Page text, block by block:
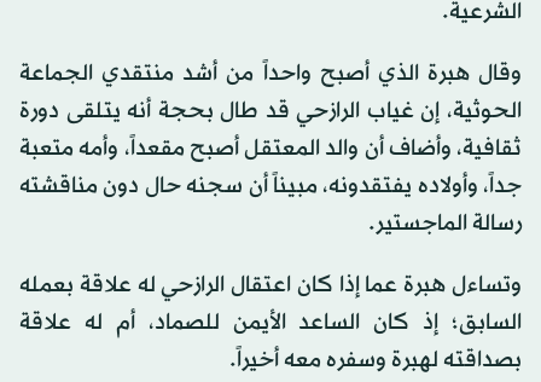
الشرعية.
وقال هبرة الذي أصبح واحداً من أشد منتقدي الجماعة
الحوثية، إن غياب الرازحي قد طال بحجة أنه يتلقى دورة
ثقافية، وأضاف أن والد المعتقل أصبح مقعداً، وأمه متعبة
جداً، وأولاده يفتقدونه، مبيناً أن سجنه حال دون مناقشته
رسالة الماجستير.
وتساءل هبرة عما إذا كان اعتقال الرازحي له علاقة بعمله
السابق؛ إذ كان الساعد الأيمن للصماد، أم له علاقة
بصداقته لهبرة وسفره معه أخيراً.